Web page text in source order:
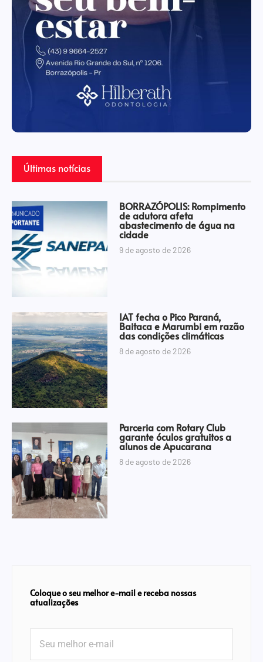
Últimas notícias
BORRAZÓPOLIS: Rompimento
de adutora afeta
abastecimento de água na
cidade
9 de agosto de 2026
IAT fecha o Pico Paraná,
Baitaca e Marumbi em razão
das condições climáticas
8 de agosto de 2026
Parceria com Rotary Club
garante óculos gratuitos a
alunos de Apucarana
8 de agosto de 2026
Coloque o seu melhor e-mail e receba nossas
atualizações